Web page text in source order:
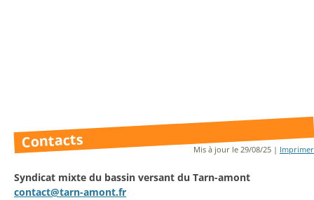
Contacts Mis à jour le 29/08/25 | Imprimer
Syndicat mixte du bassin versant du Tarn-amont
contact@tarn-amont.fr